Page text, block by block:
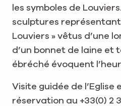
les symboles de
sculptures représentant
Louviers » vêtus d’une
d’un bonnet de laine et
ébréché évoquent
Visite guidée de l’Eglise
réservation au +33(0) 2